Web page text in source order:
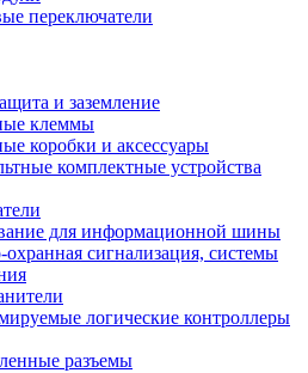
переключатели
и заземление
клеммы
коробки и аксессуары
комплектные устройства
для информационной шины
сигнализация, системы
логические контроллеры
разъемы